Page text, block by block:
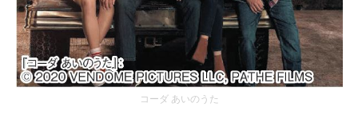
コーダ あいのうた